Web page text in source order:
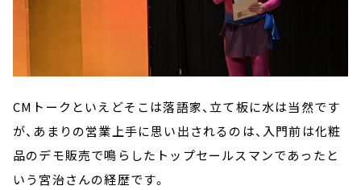
CMトークといえどそこは落語家、立て板に水は当然です
が、あまりの営業上手に思い出されるのは、入門前は化粧
品のデモ販売で鳴らしたトップセールスマンであったと
いう宮治さんの経歴です。